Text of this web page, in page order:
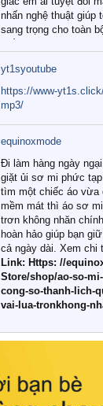
nhấn nghệ thuật giúp
sang trọng cho toàn
Tuy nhiên, giữa thị
với vô vàn thương
như hiện nay, làm thế
được những bộ chăn
cấp thực sự chất
khí hậu và nhu cầu sử
đình? Hãy cùng
giải đáp chi tiết qua
1. Tại sao các gia
chuộng chăn ga gối
Khác với các dòng
thường, những bộ
cao cấp trải qua quy
nghiêm ngặt từ khâu
liệu tự nhiên đến công
nhuộm hiện đại
này, bạn sẽ cảm
hồi chuẩn xác của
cột sống.
yt1syoutube
https://www-
mp3/
equinoxmode
Đi làm hàng ngày
giặt ủi sơ mi phức
tìm một chiếc áo vừa
mềm mát thì áo sơ
trơn không nhăn
hoàn hảo giúp bạn
cả ngày dài. Xem chi
Link: Https: //
Store/shop/ao-so-
cong-so-thanh-lich-
vai-lua-tronkhong-